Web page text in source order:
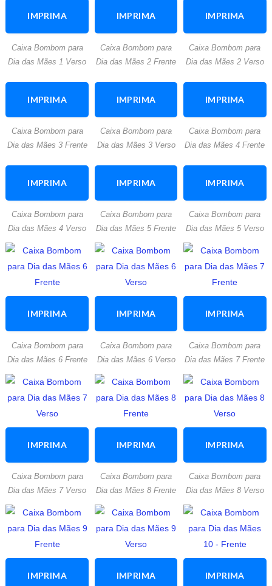
IMPRIMA
ATIVIDADE
Caixa Bombom para
Dia das Mães 1 Verso
IMPRIMA
ATIVIDADE
Caixa Bombom para
Dia das Mães 2 Frente
IMPRIMA
ATIVIDADE
Caixa Bombom para
Dia das Mães 2 Verso
IMPRIMA
ATIVIDADE
Caixa Bombom para
Dia das Mães 3 Frente
IMPRIMA
ATIVIDADE
Caixa Bombom para
Dia das Mães 3 Verso
IMPRIMA
ATIVIDADE
Caixa Bombom para
Dia das Mães 4 Frente
IMPRIMA
ATIVIDADE
Caixa Bombom para
Dia das Mães 4 Verso
IMPRIMA
ATIVIDADE
Caixa Bombom para
Dia das Mães 5 Frente
IMPRIMA
ATIVIDADE
Caixa Bombom para
Dia das Mães 5 Verso
IMPRIMA
ATIVIDADE
Caixa Bombom para
Dia das Mães 6 Frente
IMPRIMA
ATIVIDADE
Caixa Bombom para
Dia das Mães 6 Verso
IMPRIMA
ATIVIDADE
Caixa Bombom para
Dia das Mães 7 Frente
IMPRIMA
ATIVIDADE
Caixa Bombom para
Dia das Mães 7 Verso
IMPRIMA
ATIVIDADE
Caixa Bombom para
Dia das Mães 8 Frente
IMPRIMA
ATIVIDADE
Caixa Bombom para
Dia das Mães 8 Verso
IMPRIMA IMPRIMA IMPRIMA